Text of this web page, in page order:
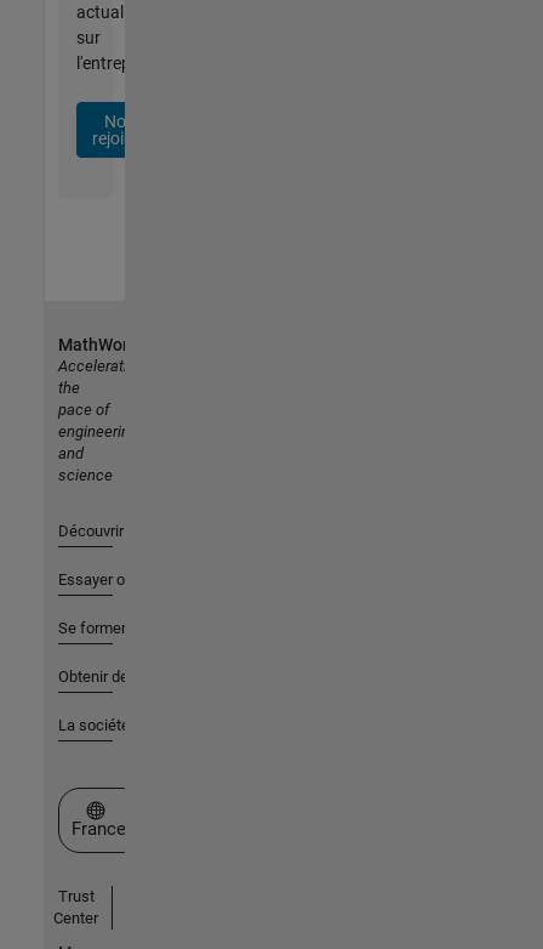
actualités
sur
l'entreprise.
Nous
rejoindre
MathWorks
Accelerating
the
pace of
engineering
and
science
Découvrir les produits
Essayer ou acheter
Se former
Obtenir de l'aide
La société
Sélectionner un site web
France
Trust
Center